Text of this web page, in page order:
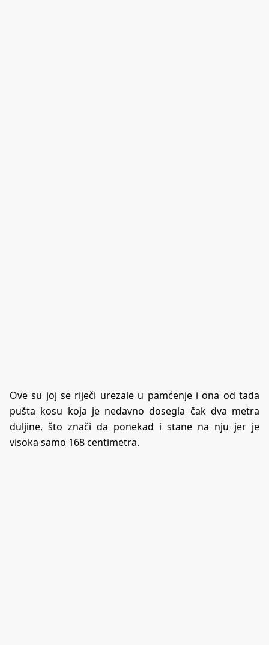
Ove su joj se riječi urezale u pamćenje i ona od tada
pušta kosu koja je nedavno dosegla čak dva metra
duljine, što znači da ponekad i stane na nju jer je
visoka samo 168 centimetra.